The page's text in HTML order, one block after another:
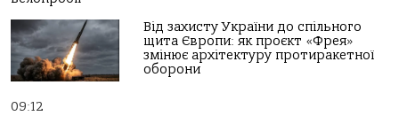
Від захисту України до спільного
щита Європи: як проєкт «Фрея»
змінює архітектуру протиракетної
оборони
09:12